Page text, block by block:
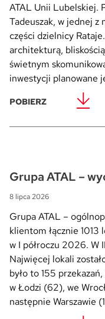
ATAL Unii Lubelskiej.
Tadeuszak, w jednej
części dzielnicy
architekturą,
świetnym
inwestycji planowane
POBIERZ
Grupa ATAL –
8 lipca 2026
Grupa ATAL –
klientom łącznie 1013
w I półroczu 2026. W
Najwięcej lokali
było to 155
w Łodzi (62), we
następnie Warszawie